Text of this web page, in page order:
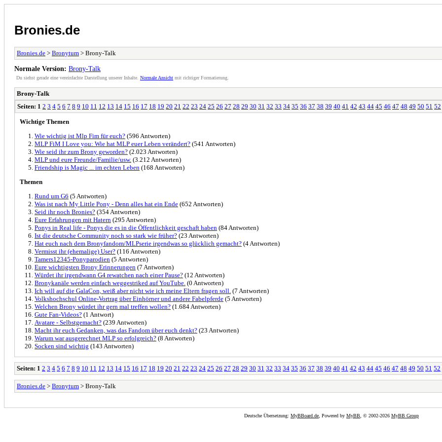
Bronies.de
Bronies.de > Bronytum > Brony-Talk
Normale Version: Brony-Talk
Du siehst gerade eine vereinfachte Darstellung unserer Inhalte. Normale Ansicht mit richtiger Formatierung.
Brony-Talk
Seiten: 1 2 3 4 5 6 7 8 9 10 11 12 13 14 15 16 17 18 19 20 21 22 23 24 25 26 27 28 29 30 31 32 33 34 35 36 37 38 39 40 41 42 43 44 45 46 47 48 49 50 51 52
Wichtige Themen
Wie wichtig ist Mlp Fim für euch? (596 Antworten)
MLP FiM I Love you: Wie hat MLP euer Leben verändert? (541 Antworten)
Wie seid ihr zum Brony geworden? (2.023 Antworten)
MLP und eure Freunde/Familie/usw. (3.212 Antworten)
Friendship is Magic ... im echten Leben (168 Antworten)
Themen
Rund um G6 (5 Antworten)
Was ist nach My Little Pony - Denn alles hat ein Ende (652 Antworten)
Seid ihr noch Bronies? (354 Antworten)
Eure Erfahrungen mit Hatern (295 Antworten)
Ponys in Real life - Ponys die es in die Öffentlichkeit geschaft haben (84 Antworten)
Ist die deutsche Community noch so stark wie früher? (23 Antworten)
Hat euch nach dem Bronyfandom/MLPserie irgendwas so glücklich gemacht? (4 Antworten)
Vermisst ihr (ehemalige) User? (116 Antworten)
Tamers12345-Ponyparodien (5 Antworten)
Eure wichtigsten Brony Erinnerungen (7 Antworten)
Würdet ihr irgendwann G4 rewatchen nach einer Pause? (12 Antworten)
Bronykanäle werden einfach weggestriked auf YouTube. (0 Antworten)
Ich will auf die GalaCon, weiß aber nicht wie ich meine Eltern fragen soll. (7 Antworten)
Volkshochschul Online-Vortrag über Einhörner und andere Fabelpferde (5 Antworten)
Welchen Brony würdet ihr gern mal treffen wollen? (1.684 Antworten)
Gute Fan-Videos? (1 Antwort)
Avatare - Selbstgemacht? (239 Antworten)
Macht ihr euch Gedanken, was das Fandom über euch denkt? (23 Antworten)
Warum war ausgerechnet MLP so erfolgreich? (8 Antworten)
Socken sind wichtig (143 Antworten)
Seiten: 1 2 3 4 5 6 7 8 9 10 11 12 13 14 15 16 17 18 19 20 21 22 23 24 25 26 27 28 29 30 31 32 33 34 35 36 37 38 39 40 41 42 43 44 45 46 47 48 49 50 51 52
Bronies.de > Bronytum > Brony-Talk
Deutsche Übersetzung: MyBBoard.de , Powered by MyBB , © 2002-2026 MyBB Group